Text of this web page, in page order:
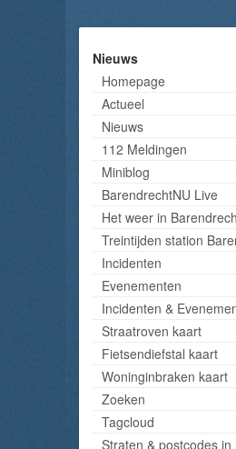
Nieuws
Homepage
Actueel
Nieuws
112 Meldingen
Miniblog
BarendrechtNU Live
Het weer in
Treintijden station
Incidenten
Evenementen
Incidenten &
Straatroven kaart
Fietsendiefstal kaart
Woninginbraken kaart
Zoeken
Tagcloud
Straten & postcodes